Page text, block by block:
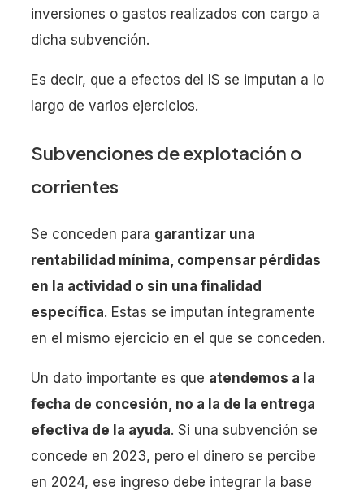
inversiones o gastos realizados con cargo a
dicha subvención.
Es decir, que a efectos del IS se imputan a lo
largo de varios ejercicios.
Subvenciones de explotación o
corrientes
Se conceden para garantizar una
rentabilidad mínima, compensar pérdidas
en la actividad o sin una finalidad
específica. Estas se imputan íntegramente
en el mismo ejercicio en el que se conceden.
Un dato importante es que atendemos a la
fecha de concesión, no a la de la entrega
efectiva de la ayuda. Si una subvención se
concede en 2023, pero el dinero se percibe
en 2024, ese ingreso debe integrar la base